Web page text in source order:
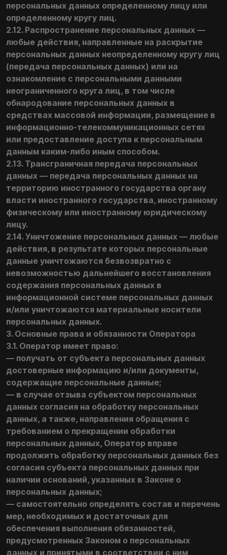
персональных данных определенному лицу или
определенному кругу лиц.
2.12. Распространение персональных данных —
любые действия, направленные на раскрытие
персональных данных неопределенному кругу лиц
(передача персональных данных) или на
ознакомление с персональными данными
неограниченного круга лиц, в том числе
обнародование персональных данных в
средствах массовой информации, размещение в
информационно-телекоммуникационных сетях
или предоставление доступа к персональным
данным каким-либо иным способом.
2.13. Трансграничная передача персональных
данных — передача персональных данных на
территорию иностранного государства органу
власти иностранного государства, иностранному
физическому или иностранному юридическому
лицу.
2.14. Уничтожение персональных данных — любые
действия, в результате которых персональные
данные уничтожаются безвозвратно с
невозможностью дальнейшего восстановления
содержания персональных данных в
информационной системе персональных данных
и/или уничтожаются материальные носители
персональных данных.
3. Основные права и обязанности Оператора
3.1. Оператор имеет право:
— получать от субъекта персональных данных
достоверные информацию и/или документы,
содержащие персональные данные;
— в случае отзыва субъектом персональных
данных согласия на обработку персональных
данных, а также, направления обращения с
требованием о прекращении обработки
персональных данных, Оператор вправе
продолжить обработку персональных данных без
согласия субъекта персональных данных при
наличии оснований, указанных в Законе о
персональных данных;
— самостоятельно определять состав и перечень
мер, необходимых и достаточных для
обеспечения выполнения обязанностей,
предусмотренных Законом о персональных
данных и принятыми в соответствии с ним